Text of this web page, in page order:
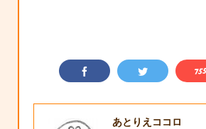
あとりえココロ